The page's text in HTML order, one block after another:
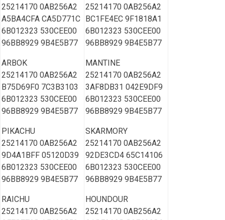
25214170 0AB256A2
A5BA4CFA CA5D771C
6B012323 530CEE00
96BB8929 9B4E5B77
ARBOK
25214170 0AB256A2
B75D69F0 7C3B3103
6B012323 530CEE00
96BB8929 9B4E5B77
PIKACHU
25214170 0AB256A2
9D4A1BFF 05120D39
6B012323 530CEE00
96BB8929 9B4E5B77
RAICHU
25214170 0AB256A2
25214170 0AB256A2
BC1FE4EC 9F1818A1
6B012323 530CEE00
96BB8929 9B4E5B77
MANTINE
25214170 0AB256A2
3AF8DB31 042E9DF9
6B012323 530CEE00
96BB8929 9B4E5B77
SKARMORY
25214170 0AB256A2
92DE3CD4 65C14106
6B012323 530CEE00
96BB8929 9B4E5B77
HOUNDOUR
25214170 0AB256A2